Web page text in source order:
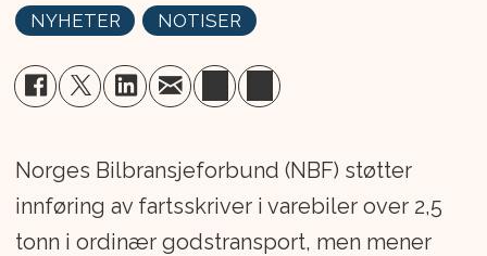
NYHETER NOTISER
Norges Bilbransjeforbund (NBF) støtter
innføring av fartsskriver i varebiler over 2,5
tonn i ordinær godstransport, men mener